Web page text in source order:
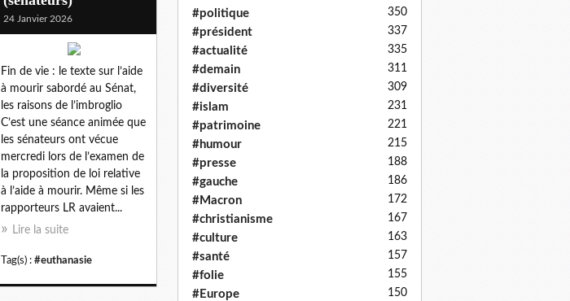
24 Janvier 2026
Fin de vie : le texte sur l’aide
à mourir sabordé au Sénat,
les raisons de l’imbroglio
C’est une séance animée que
les sénateurs ont vécue
mercredi lors de l’examen de
la proposition de loi relative
à l’aide à mourir. Même si les
rapporteurs LR avaient...
Lire la suite
Tag(s) : #euthanasie
#politique 350
#président 337
#actualité 335
#demain 311
#diversité 309
#islam 231
#patrimoine 221
#humour 215
#presse 188
#gauche 186
#Macron 172
#christianisme 167
#culture 163
#santé 157
#folie 155
#Europe 150